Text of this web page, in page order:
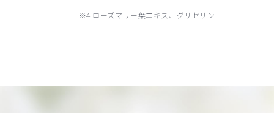
※4 ローズマリー葉エキス、グリセリン